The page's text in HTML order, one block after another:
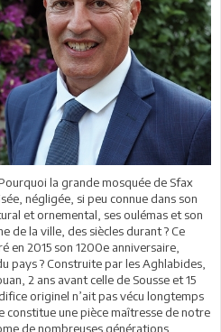
la grande mosquée de Sfax
négligée, si peu connue dans son
et ornemental, ses oulémas et son
de la ville, des siècles durant ? Ce
en 2015 son 1200e anniversaire,
pays ? Construite par les Aghlabides,
2 ans avant celle de Sousse et 15
originel n’ait pas vécu longtemps
une pièce maîtresse de notre
de nombreuses générations